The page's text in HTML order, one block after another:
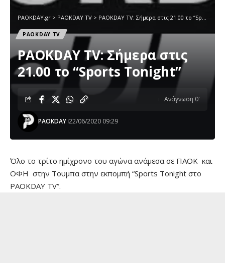
PAOKDAY.gr > PAOKDAY TV > PAOKDAY TV: Σήμερα στις 21.00 το “Sports Tonight”
PAOKDAY TV
PAOKDAY TV: Σήμερα στις
21.00 το “Sports Tonight”
PAOKDAY 22/06/2020 09:29
Ανάγνωση 0'
Όλο το τρίτο ημίχρονο του αγώνα ανάμεσα σε ΠΑΟΚ και
ΟΦΗ στην Τουμπα στην εκπομπή “Sports Tonight στο
PAOKDAY TV”.